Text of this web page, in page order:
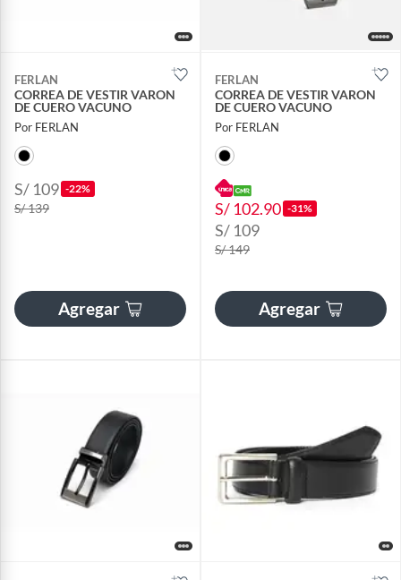
FERLAN
CORREA DE VESTIR VARON
DE CUERO VACUNO
Por FERLAN
S/ 109 -22%
S/ 139
Agregar
FERLAN
CORREA DE VESTIR VARON
DE CUERO VACUNO
Por FERLAN
S/ 102.90 -31%
S/ 109
S/ 149
Agregar